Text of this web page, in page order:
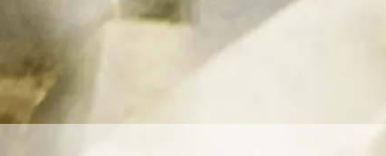
SCENARIUSZE